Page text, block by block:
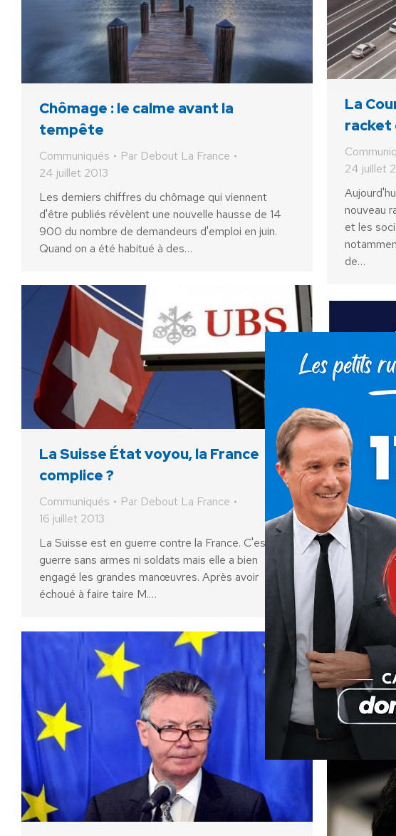
Chômage : le calme avant la
tempête
Communiqués Par Debout La France
24 juillet 2013
Les derniers chiffres du chômage qui viennent
d'être publiés révèlent une nouvelle hausse de 14
900 du nombre de demandeurs d'emploi en juin.
Quand on a été habitué à des…
La
racket
24 juillet
nouveau
et les
de…
La Suisse État voyou, la France
complice ?
Communiqués Par Debout La France
16 juillet 2013
La Suisse est en guerre contre la France. C'est une
guerre sans armes ni soldats mais elle a bien
engagé les grandes manœuvres. Après avoir
échoué à faire taire M.…
14 juillet
Dans son
a voulu
d'une
notre